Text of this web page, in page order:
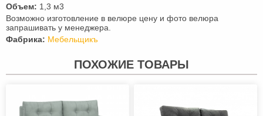
Объем: 1,3 м3
Возможно изготовление в велюре цену и фото велюра
запрашивать у менеджера.
Фабрика: Мебельщикъ
ПОХОЖИЕ ТОВАРЫ